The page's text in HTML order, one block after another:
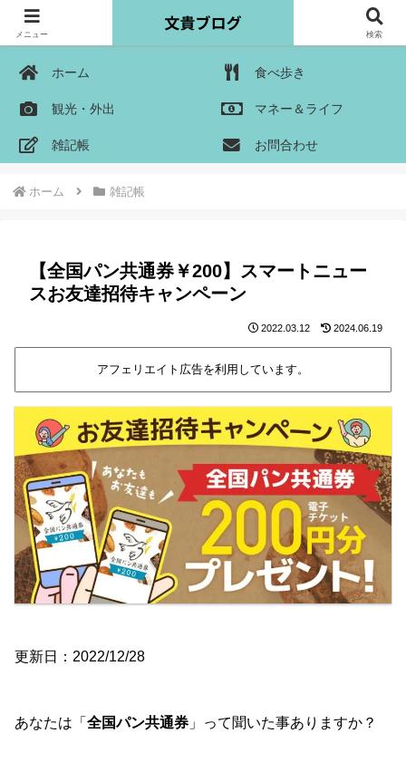
ホーム 食べ歩き
観光・外出 マネー＆ライフ
雑記帳 お問合わせ
ホーム 雑記帳
【全国パン共通券￥200】スマートニュー
スお友達招待キャンペーン
2022.03.12 2024.06.19
アフェリエイト広告を利用しています。
更新日：2022/12/28
あなたは「 全国パン共通券 」って聞いた事ありますか？
メニュー 検索